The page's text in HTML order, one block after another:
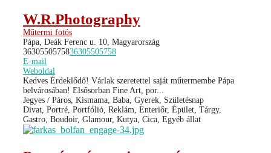
W.R.Photography
Műtermi fotós
Pápa, Deák Ferenc u. 10, Magyarország
3630550575836305505758
E-mail
Weboldal
Kedves Érdeklődő! Várlak szeretettel saját műtermembe Pápa
belvárosában! Elsősorban Fine Art, por...
Jegyes / Páros, Kismama, Baba, Gyerek, Születésnap
Divat, Portré, Portfólió, Reklám, Enteriőr, Épület, Tárgy,
Gastro, Boudoir, Glamour, Kutya, Cica, Egyéb állat